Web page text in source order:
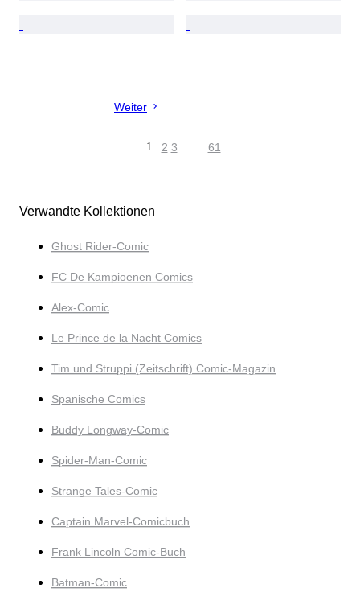
Weiter
1 2 3 … 61
Verwandte Kollektionen
Ghost Rider-Comic
FC De Kampioenen Comics
Alex-Comic
Le Prince de la Nacht Comics
Tim und Struppi (Zeitschrift) Comic-Magazin
Spanische Comics
Buddy Longway-Comic
Spider-Man-Comic
Strange Tales-Comic
Captain Marvel-Comicbuch
Frank Lincoln Comic-Buch
Batman-Comic